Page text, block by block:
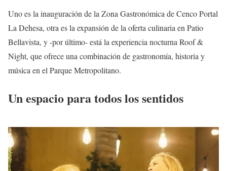
Uno es la inauguración de la Zona Gastronómica de Cenco Portal
La Dehesa, otra es la expansión de la oferta culinaria en Patio
Bellavista, y -por último- está la experiencia nocturna Roof &
Night, que ofrece una combinación de gastronomía, historia y
música en el Parque Metropolitano.
Un espacio para todos los sentidos